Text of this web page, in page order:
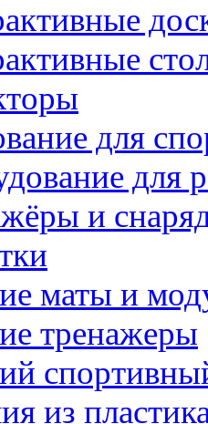
для
для
и
маты и
тренажеры
из